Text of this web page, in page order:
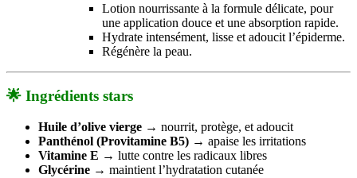
Lotion nourrissante à la formule délicate, pour
une application douce et une absorption rapide.
Hydrate intensément, lisse et adoucit l’épiderme.
Régénère la peau.
🌟 Ingrédients stars
Huile d’olive vierge → nourrit, protège, et adoucit
Panthénol (Provitamine B5) → apaise les irritations
Vitamine E → lutte contre les radicaux libres
Glycérine → maintient l’hydratation cutanée